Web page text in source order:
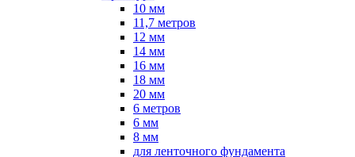
10 мм
11,7 метров
12 мм
14 мм
16 мм
18 мм
20 мм
6 метров
6 мм
8 мм
для ленточного фундамента